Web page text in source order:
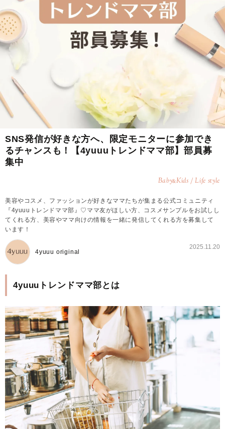
SNS発信が好きな方へ、限定モニターに参加でき
るチャンスも！【4yuuuトレンドママ部】部員募
集中
Baby&Kids / Life style
美容やコスメ、ファッションが好きなママたちが集まる公式コミュニティ
『4yuuuトレンドママ部』♡ママ友がほしい方、コスメサンプルをお試しし
てくれる方、美容やママ向けの情報を一緒に発信してくれる方を募集して
います！
4yuuu original
2025.11.20
4yuuuトレンドママ部とは